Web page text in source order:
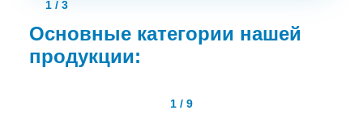
Работа на фабрике Нестле — это:
1/ 3
Основные категории нашей
продукции:
Кофе и напитки
1 / 9